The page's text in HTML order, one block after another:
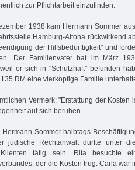
zur Pflichtarbeit einzufinden.
1938 kam Hermann Sommer
Hamburg-Altona rückwirkend
der Hilfsbedürftigkeit" und
Der Familienvater bat im März
er sich in "Schutzhaft" befunden
RM eine vierköpfige Familie
Vermerk: "Erstattung der
auf sich beruhen.
Hermann Sommer halbtags
jüdische Rechtanwalt durfte unter
tätig sein. Rita besuchte
der die Kosten trug. Carla war